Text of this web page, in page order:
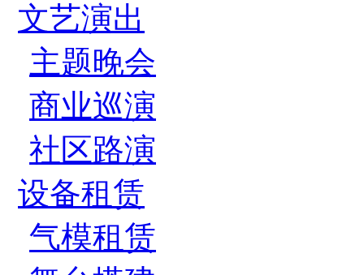
文艺演出
主题晚会
商业巡演
社区路演
设备租赁
气模租赁